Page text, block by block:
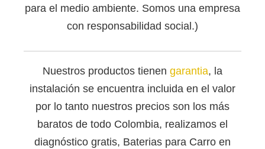
para el medio ambiente. Somos una empresa
con responsabilidad social.)
Nuestros productos tienen garantia, la
instalación se encuentra incluida en el valor
por lo tanto nuestros precios son los más
baratos de todo Colombia, realizamos el
diagnóstico gratis, Baterias para Carro en